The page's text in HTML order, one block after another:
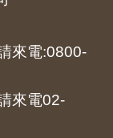
來電:0800-
來電02-